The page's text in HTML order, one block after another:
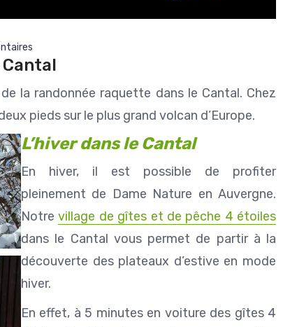
la randonnée raquette dans le Cantal. Chez
pieds sur le plus grand volcan d’Europe.
L’hiver dans le Cantal
En hiver, il est possible de profiter
pleinement de Dame Nature en Auvergne.
Notrevillage de gîtes et de pêche 4 étoiles
dans le Cantal vous permet de partir à la
découverte des plateaux d’estive en mode
hiver.
En effet, à 5 minutes en voiture des gîtes 4
Avec tout notre coeur